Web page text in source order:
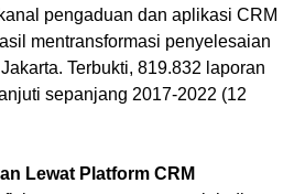
pengaduan dan aplikasi CRM
mentransformasi penyelesaian
Terbukti, 819.832 laporan
sepanjang 2017-2022 (12
Lewat Platform CRM